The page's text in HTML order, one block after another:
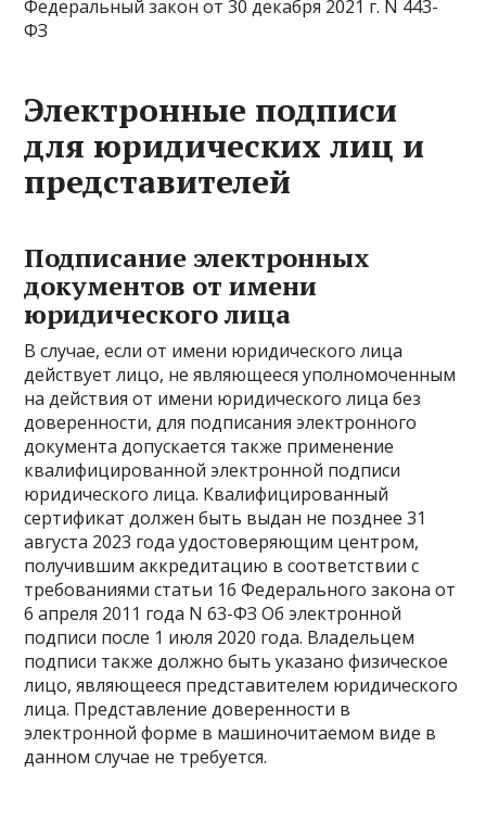
Федеральный закон от 30 декабря 2021 г. N 443-
ФЗ
Электронные подписи
для юридических лиц и
представителей
Подписание электронных
документов от имени
юридического лица
В случае, если от имени юридического лица
действует лицо, не являющееся уполномоченным
на действия от имени юридического лица без
доверенности, для подписания электронного
документа допускается также применение
квалифицированной электронной подписи
юридического лица. Квалифицированный
сертификат должен быть выдан не позднее 31
августа 2023 года удостоверяющим центром,
получившим аккредитацию в соответствии с
требованиями статьи 16 Федерального закона от
6 апреля 2011 года N 63-ФЗ Об электронной
подписи после 1 июля 2020 года. Владельцем
подписи также должно быть указано физическое
лицо, являющееся представителем юридического
лица. Представление доверенности в
электронной форме в машиночитаемом виде в
данном случае не требуется.